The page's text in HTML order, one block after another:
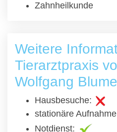
Zahnheilkunde
Weitere
Tierarztpraxis
Wolfgang
Hausbesuche:
stationäre
Notdienst: